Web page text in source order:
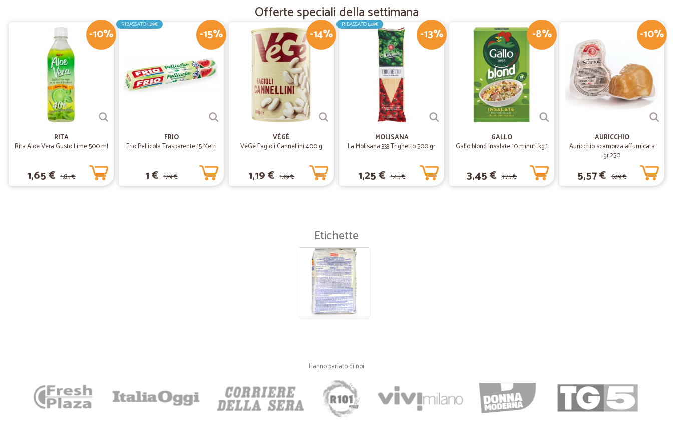
buon servizio
buon servizio
16/09/2019
Azienda seria
Azienda seria. Ha rispettato i tempi di consegna e ti tiene informato sul percorso di viaggio
dei prodotti acquistati.
Offerte speciali della settimana
-10%
RITA
Rita Aloe Vera Gusto Lime 500 ml
1,65 € 1,85 €
-15%
RIBASSATO1,29€
FRIO
Frio Pellicola Trasparente 15 Metri
1 € 1,19 €
-14%
VÉGÉ
VéGé Fagioli Cannellini 400 g
1,19 € 1,39 €
-13%
RIBASSATO1,49€
MOLISANA
La Molisana 333 Trighetto 500 gr.
1,25 € 1,45 €
-8%
GALLO
Gallo blond Insalate 10 minuti kg.1
3,45 € 3,75 €
-10%
AURICCHIO
Auricchio scamorza affumicata
gr.250
5,57 € 6,19 €
Etichette
Hanno parlato di noi